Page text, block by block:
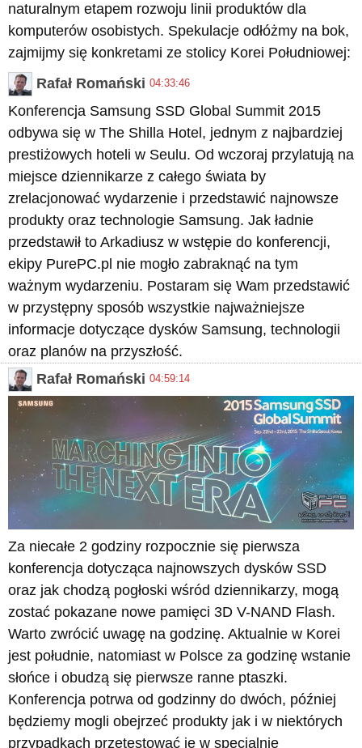
naturalnym etapem rozwoju linii produktów dla
komputerów osobistych. Spekulacje odłóżmy na bok,
zajmijmy się konkretami ze stolicy Korei Południowej:
Rafał Romański 04:33:46
Konferencja Samsung SSD Global Summit 2015
odbywa się w The Shilla Hotel, jednym z najbardziej
prestiżowych hoteli w Seulu. Od wczoraj przylatują na
miejsce dziennikarze z całego świata by
zrelacjonować wydarzenie i przedstawić najnowsze
produkty oraz technologie Samsung. Jak ładnie
przedstawił to Arkadiusz w wstępie do konferencji,
ekipy PurePC.pl nie mogło zabraknąć na tym
ważnym wydarzeniu. Postaram się Wam przedstawić
w przystępny sposób wszystkie najważniejsze
informacje dotyczące dysków Samsung, technologii
oraz planów na przyszłość.
Rafał Romański 04:59:14
Za niecałe 2 godziny rozpocznie się pierwsza
konferencja dotycząca najnowszych dysków SSD
oraz jak chodzą pogłoski wśród dziennikarzy, mogą
zostać pokazane nowe pamięci 3D V-NAND Flash.
Warto zwrócić uwagę na godzinę. Aktualnie w Korei
jest południe, natomiast w Polsce za godzinę wstanie
słońce i obudzą się pierwsze ranne ptaszki.
Konferencja potrwa od godzinny do dwóch, później
będziemy mogli obejrzeć produkty jak i w niektórych
przypadkach przetestować je w specjalnie